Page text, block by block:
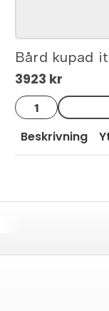
Bård kupad
3923 kr
Bård
kupad
italiana
vit
blank
5x20
Beskrivning